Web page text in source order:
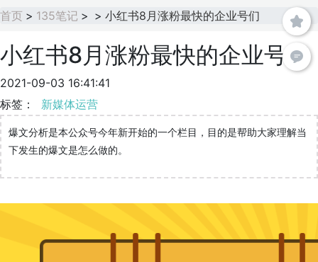
首页 > 135笔记 > > 小红书8月涨粉最快的企业号们
小红书8月涨粉最快的企业号们
2021-09-03 16:41:41
标签： 新媒体运营
爆文分析是本公众号今年新开始的一个栏目，目的是帮助大家理解当
下发生的爆文是怎么做的。